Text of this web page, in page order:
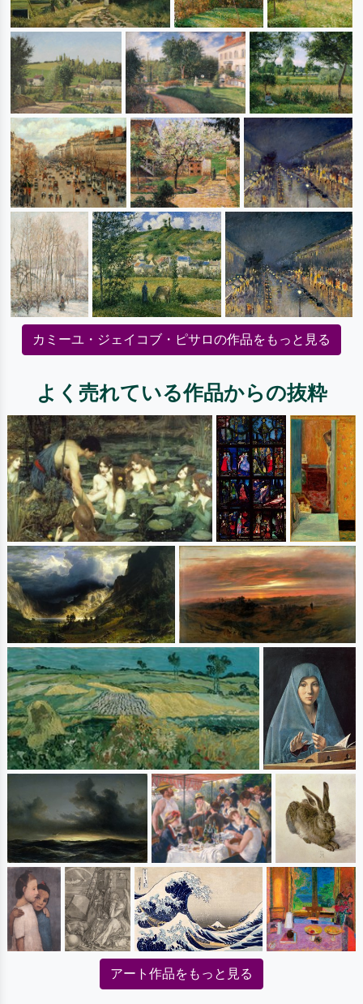
カミーユ・ジェイコブ・ピサロの作品をもっと見る
よく売れている作品からの抜粋
アート作品をもっと見る